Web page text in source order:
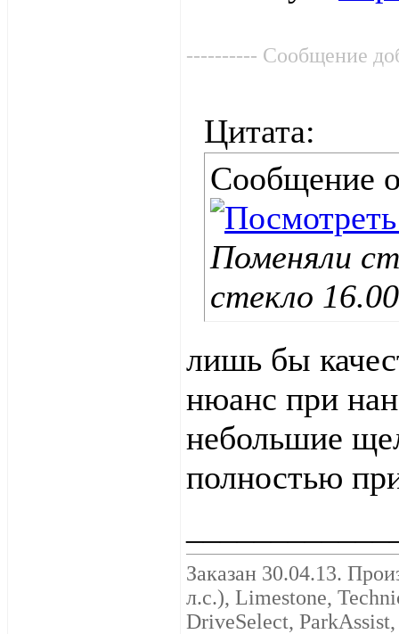
---------- Сообщение
Цитата:
Сообщение
Поменяли
стекло
лишь бы
нюанс при
небольшие
полностью
Заказан 30.04.13.
л.с.), Limestone,
DriveSelect,